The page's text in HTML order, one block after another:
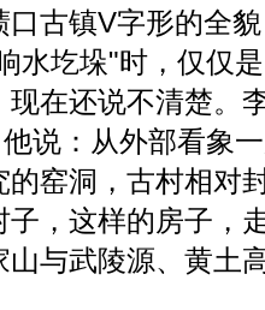
古镇V字形的全
水圪垛"时，仅仅
在还说不清楚。
说：从外部看象
窑洞，古村相对
，这样的房子，
与武陵源、黄土